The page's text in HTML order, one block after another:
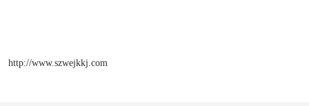
http://www.szwejkkj.com